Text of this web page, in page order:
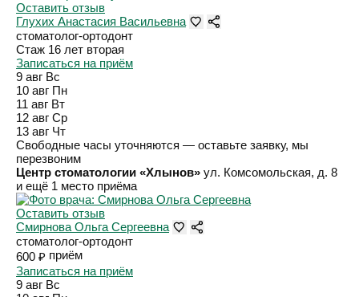
Оставить отзыв
Глухих Анастасия Васильевна
стоматолог-ортодонт
Стаж 16 лет вторая
Записаться на приём
9 авг Вс
10 авг Пн
11 авг Вт
12 авг Ср
13 авг Чт
Свободные часы уточняются — оставьте заявку, мы
перезвоним
Центр стоматологии «Хлынов» ул. Комсомольская, д. 8
и ещё 1 место приёма
Оставить отзыв
Смирнова Ольга Сергеевна
стоматолог-ортодонт
600 ₽ приём
Записаться на приём
9 авг Вс